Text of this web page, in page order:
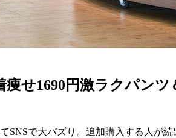
せ1690円激ラクパンツ
SNSで大バズり。追加購入する人が続